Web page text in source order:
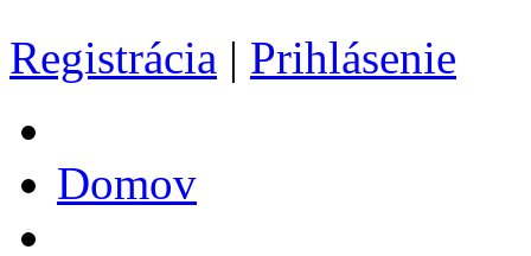
Registrácia | Prihlásenie
Domov